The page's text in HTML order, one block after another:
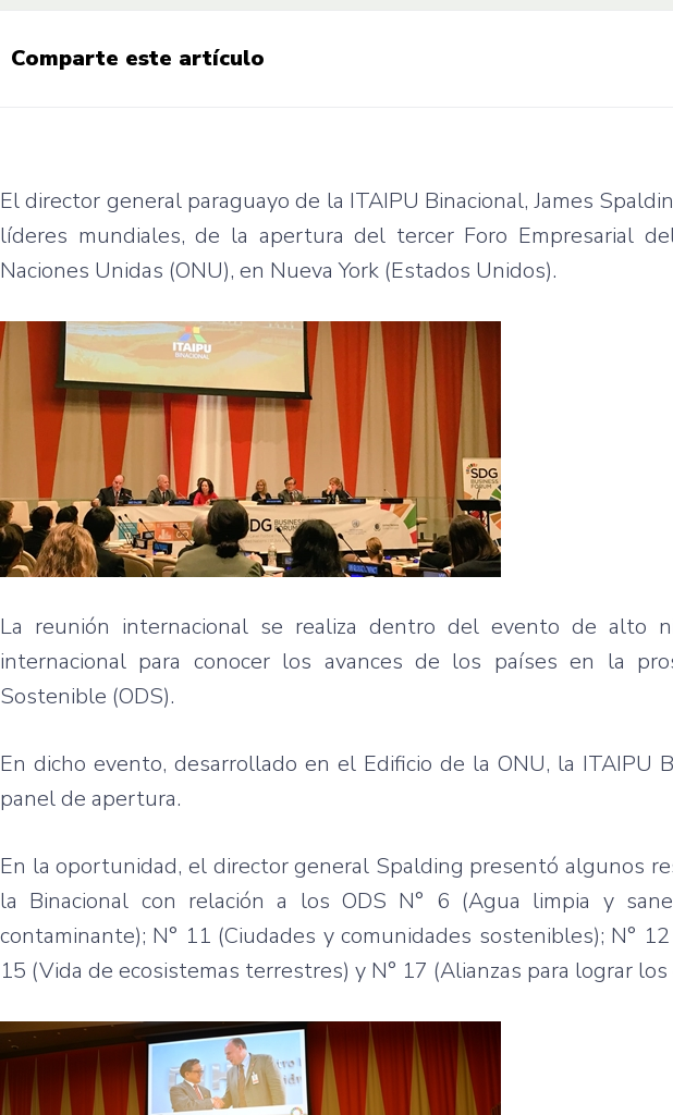
Comparte este artículo
El director general paraguayo de la ITAIPU Binacional, James
líderes mundiales, de la apertura del tercer Foro Empresarial
Naciones Unidas (ONU), en Nueva York (Estados Unidos).
La reunión internacional se realiza dentro del evento de alto
internacional para conocer los avances de los países en la
Sostenible (ODS).
En dicho evento, desarrollado en el Edificio de la ONU, la ITAIPU
panel de apertura.
En la oportunidad, el director general Spalding presentó algunos
la Binacional con relación a los ODS N° 6 (Agua limpia y
contaminante); N° 11 (Ciudades y comunidades sostenibles); N°
15 (Vida de ecosistemas terrestres) y N° 17 (Alianzas para lograr